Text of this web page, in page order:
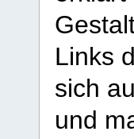
Links
sich
und